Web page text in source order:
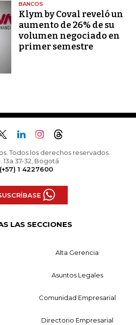
BANCOS
Klym by Coval reveló un
aumento de 26% de su
volumen negociado en
primer semestre
Todos los derechos reservados.
13a 37-32, Bogotá
(+57) 1 4227600
LAS SECCIONES
Alta Gerencia
Asuntos Legales
Comunidad Empresarial
Directorio Empresarial